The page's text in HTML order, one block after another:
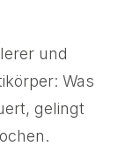
und
Was
gelingt